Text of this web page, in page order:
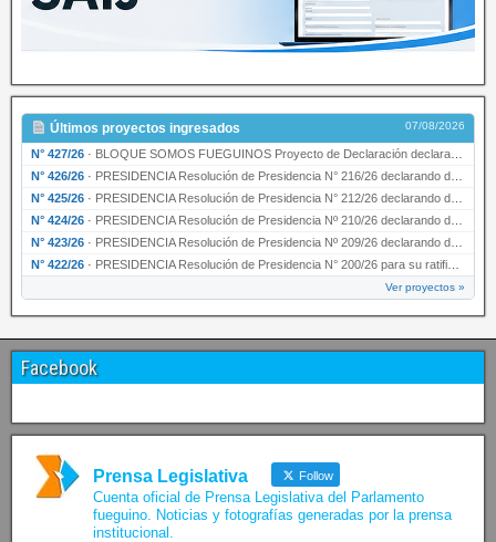
Últimos proyectos ingresados 07/08/2026
N° 427/26 · BLOQUE SOMOS FUEGUINOS Proyecto de Declaración declarando de interés provincial PRESIDENCI…
N° 426/26 · PRESIDENCIA Resolución de Presidencia N° 216/26 declarando de interés provincial la labor …
N° 425/26 · PRESIDENCIA Resolución de Presidencia N° 212/26 declarando de interés provincial el “50° A…
N° 424/26 · PRESIDENCIA Resolución de Presidencia Nº 210/26 declarando de interés provincial el proyec…
N° 423/26 · PRESIDENCIA Resolución de Presidencia Nº 209/26 declarando de interés provincial la presen…
N° 422/26 · PRESIDENCIA Resolución de Presidencia N° 200/26 para su ratificación.
Ver proyectos »
Facebook
Prensa Legislativa Follow
Cuenta oficial de Prensa Legislativa del Parlamento
fueguino. Noticias y fotografías generadas por la prensa
institucional.